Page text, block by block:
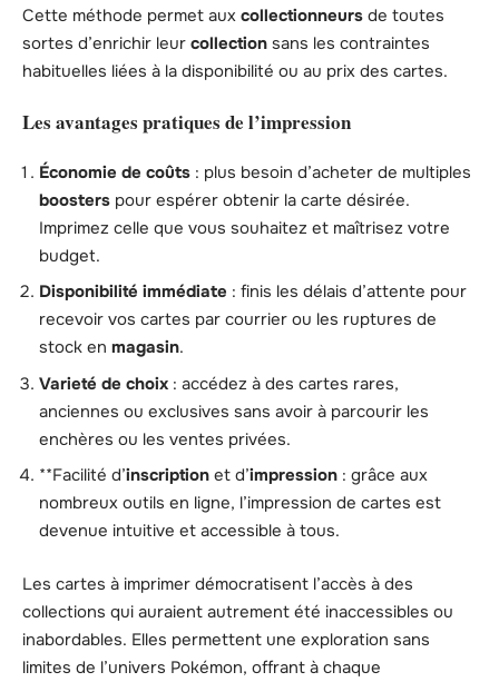
Cette méthode permet aux collectionneurs de toutes
sortes d’enrichir leur collection sans les contraintes
habituelles liées à la disponibilité ou au prix des cartes.
Les avantages pratiques de l’impression
Économie de coûts : plus besoin d’acheter de multiples
boosters pour espérer obtenir la carte désirée.
Imprimez celle que vous souhaitez et maîtrisez votre
budget.
Disponibilité immédiate : finis les délais d’attente pour
recevoir vos cartes par courrier ou les ruptures de
stock en magasin.
Varieté de choix : accédez à des cartes rares,
anciennes ou exclusives sans avoir à parcourir les
enchères ou les ventes privées.
**Facilité d’inscription et d’impression : grâce aux
nombreux outils en ligne, l’impression de cartes est
devenue intuitive et accessible à tous.
Les cartes à imprimer démocratisent l’accès à des
collections qui auraient autrement été inaccessibles ou
inabordables. Elles permettent une exploration sans
limites de l’univers Pokémon, offrant à chaque